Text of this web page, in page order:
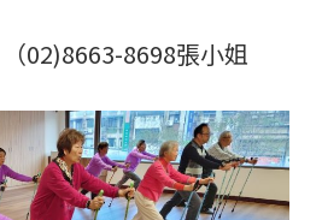
02)8663-8698張小姐